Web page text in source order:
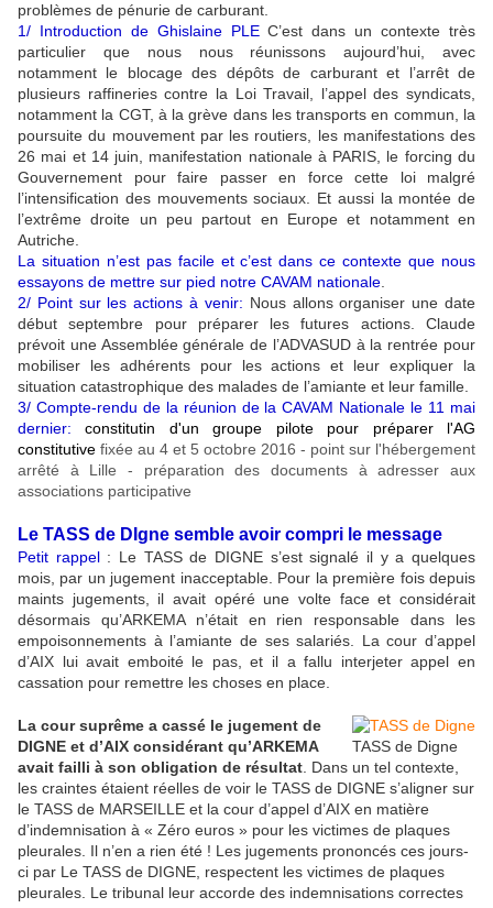
problèmes de pénurie de carburant.
1/ Introduction de Ghislaine PLEC’est dans un contexte très
particulier que nous nous réunissons aujourd’hui, avec
notamment le blocage des dépôts de carburant et l’arrêt de
plusieurs raffineries contre la Loi Travail, l’appel des syndicats,
notamment la CGT, à la grève dans les transports en commun, la
poursuite du mouvement par les routiers, les manifestations des
26 mai et 14 juin, manifestation nationale à PARIS, le forcing du
Gouvernement pour faire passer en force cette loi malgré
l’intensification des mouvements sociaux. Et aussi la montée de
l’extrême droite un peu partout en Europe et notamment en
Autriche.
La situation n’est pas facile et c’est dans ce contexte que nous
essayons de mettre sur pied notre CAVAM nationale
2/ Point sur les actions à venir: Nous allons organiser une date
début septembre pour préparer les futures actions. Claude
prévoit une Assemblée générale de l’ADVASUD à la rentrée pour
mobiliser les adhérents pour les actions et leur expliquer la
situation catastrophique des malades de l’amiante et leur famille.
3/ Compte-rendu de la réunion de la CAVAM Nationale le 11 mai
dernier:constitutin d'un groupe pilote pour préparer l'AG
constitutive fixée au 4 et 5 octobre 2016 - point sur l'hébergement
arrêté à Lille - préparation des documents à adresser aux
associations participative
Le TASS de DIgne semble avoir compri le message
Petit rappel: Le TASS de DIGNE s’est signalé il y a quelques
mois, par un jugement inacceptable. Pour la première fois depuis
maints jugements, il avait opéré une volte face et considérait
désormais qu’ARKEMA n’était en rien responsable dans les
empoisonnements à l’amiante de ses salariés. La cour d’appel
d’AIX lui avait emboité le pas, et il a fallu interjeter appel en
cassation pour remettre les choses en place.
TASS de Digne
La cour suprême a cassé le jugement de
DIGNE et d’AIX considérant qu’ARKEMA
avait failli à son obligation de résultat . Dans un tel contexte,
les craintes étaient réelles de voir le TASS de DIGNE s’aligner sur
le TASS de MARSEILLE et la cour d’appel d’AIX en matière
d’indemnisation à « Zéro euros » pour les victimes de plaques
pleurales. Il n’en a rien été ! Les jugements prononcés ces jours-
ci par Le TASS de DIGNE, respectent les victimes de plaques
pleurales. Le tribunal leur accorde des indemnisations correctes